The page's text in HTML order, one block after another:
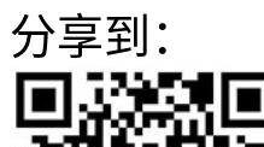
分享到：